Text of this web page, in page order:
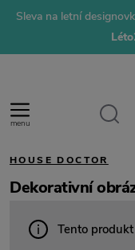
Sleva na letní
menu
HOUSE DOCTOR
Dekorativní
Tento